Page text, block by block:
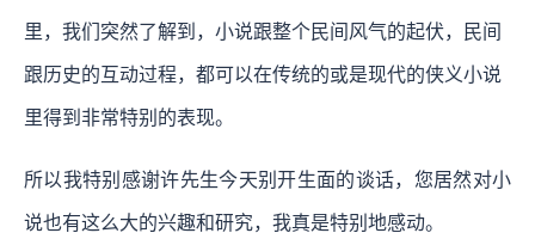
里，我们突然了解到，小说跟整个民间风气的起伏，民间
跟历史的互动过程，都可以在传统的或是现代的侠义小说
里得到非常特别的表现。
所以我特别感谢许先生今天别开生面的谈话，您居然对小
说也有这么大的兴趣和研究，我真是特别地感动。